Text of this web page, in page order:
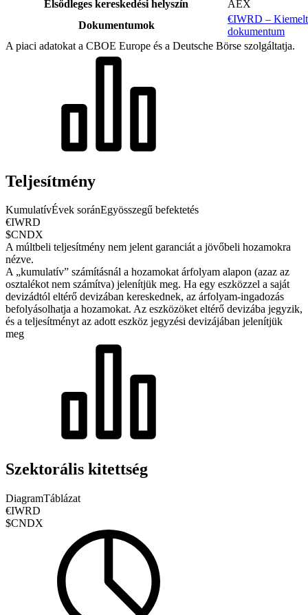
Elsődleges kereskedési helyszín
AEX
Dokumentumok
€IWRD –
dokumentum
A piaci adatokat a CBOE Europe és a Deutsche Börse szolgáltatja.
Teljesítmény
KumulatívÉvek soránEgyösszegű befektetés
€IWRD
$CNDX
A múltbeli teljesítmény nem jelent garanciát a jövőbeli hozamokra
nézve.
A „kumulatív” számításnál a hozamokat árfolyam alapon (azaz az
osztalékot nem számítva) jelenítjük meg. Ha egy eszközzel a saját
devizádtól eltérő devizában kereskednek, az árfolyam-ingadozás
befolyásolhatja a hozamokat. Az eszközöket eltérő devizába jegyzik,
és a teljesítményt az adott eszköz jegyzési devizájában jelenítjük
meg
Szektorális kitettség
DiagramTáblázat
€IWRD
$CNDX